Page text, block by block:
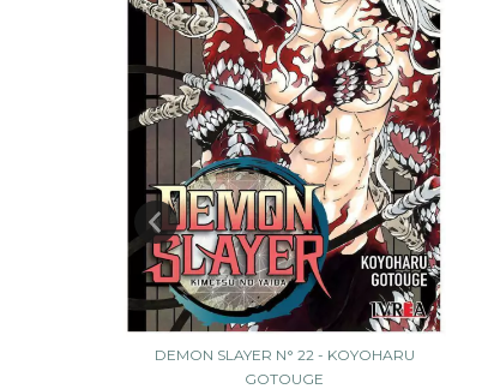
DEMON SLAYER N° 22 - KOYOHARU
GOTOUGE